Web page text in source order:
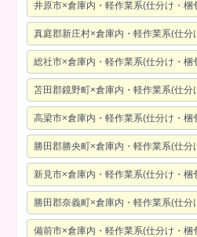
井原市×倉庫内・軽作業系(仕分け・梱
真庭郡新庄村×倉庫内・軽作業系(仕分
総社市×倉庫内・軽作業系(仕分け・梱
苫田郡鏡野町×倉庫内・軽作業系(仕分
高梁市×倉庫内・軽作業系(仕分け・梱
勝田郡勝央町×倉庫内・軽作業系(仕分
新見市×倉庫内・軽作業系(仕分け・梱
勝田郡奈義町×倉庫内・軽作業系(仕分
備前市×倉庫内・軽作業系(仕分け・梱